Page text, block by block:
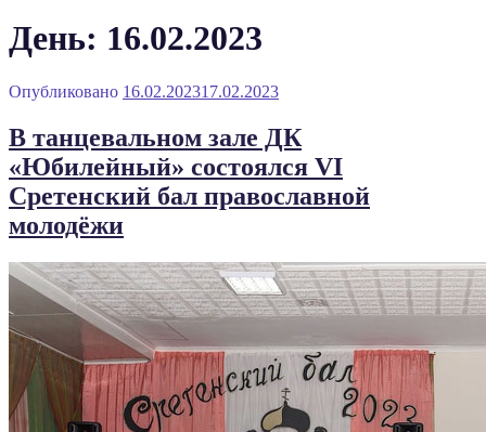
День: 16.02.2023
Опубликовано 16.02.202317.02.2023
В танцевальном зале ДК
«Юбилейный» состоялся VI
Сретенский бал православной
молодёжи